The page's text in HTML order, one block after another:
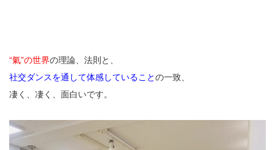
“氣”の世界の理論、法則と、
社交ダンスを通して体感していることの一致、
凄く、凄く、面白いです。